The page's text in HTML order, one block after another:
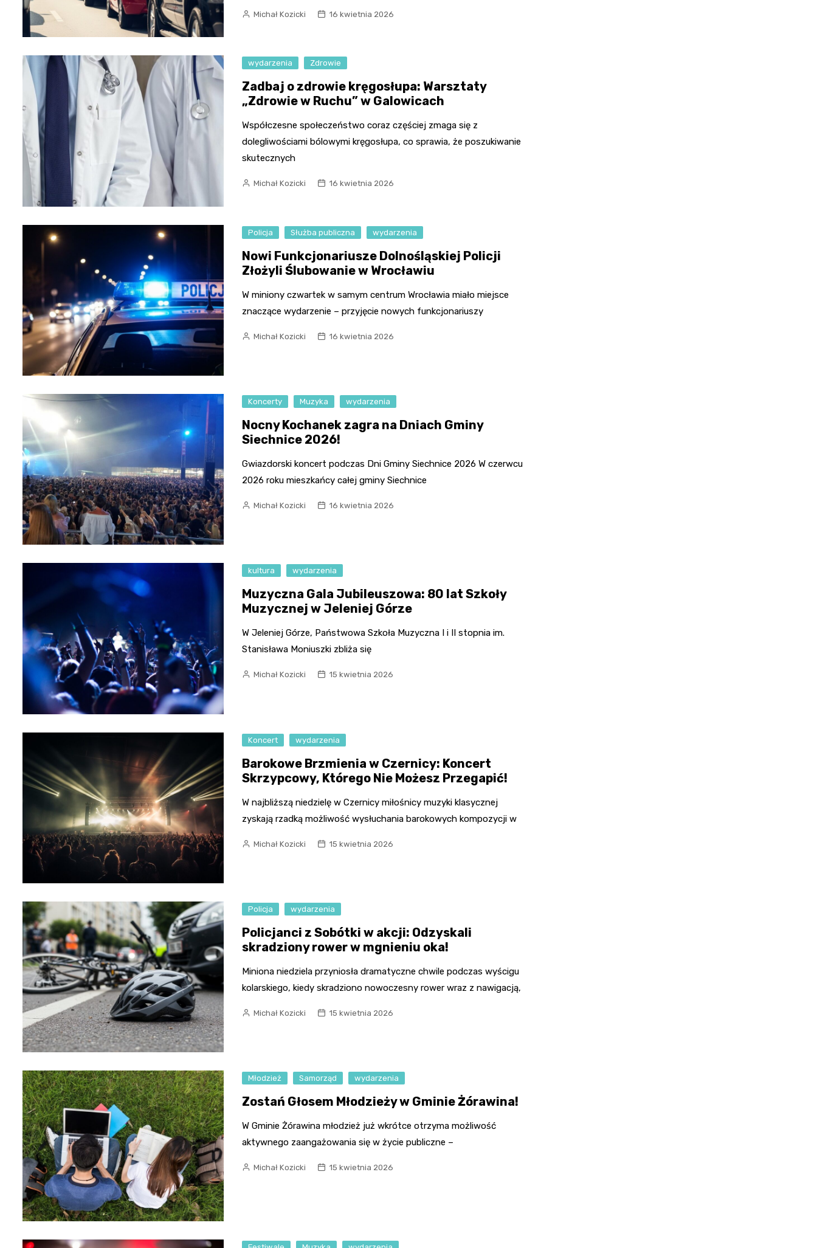
Michał Kozicki 16 kwietnia 2026
wydarzenia Zdrowie
Zadbaj o zdrowie kręgosłupa: Warsztaty
„Zdrowie w Ruchu” w Galowicach
Współczesne społeczeństwo coraz częściej zmaga się z
dolegliwościami bólowymi kręgosłupa, co sprawia, że poszukiwanie
skutecznych
Michał Kozicki 16 kwietnia 2026
Policja Służba publiczna wydarzenia
Nowi Funkcjonariusze Dolnośląskiej Policji
Złożyli Ślubowanie w Wrocławiu
W miniony czwartek w samym centrum Wrocławia miało miejsce
znaczące wydarzenie – przyjęcie nowych funkcjonariuszy
Michał Kozicki 16 kwietnia 2026
Koncerty Muzyka wydarzenia
Nocny Kochanek zagra na Dniach Gminy
Siechnice 2026!
Gwiazdorski koncert podczas Dni Gminy Siechnice 2026 W czerwcu
2026 roku mieszkańcy całej gminy Siechnice
Michał Kozicki 16 kwietnia 2026
kultura wydarzenia
Muzyczna Gala Jubileuszowa: 80 lat Szkoły
Muzycznej w Jeleniej Górze
W Jeleniej Górze, Państwowa Szkoła Muzyczna I i II stopnia im.
Stanisława Moniuszki zbliża się
Michał Kozicki 15 kwietnia 2026
Koncert wydarzenia
Barokowe Brzmienia w Czernicy: Koncert
Skrzypcowy, Którego Nie Możesz Przegapić!
W najbliższą niedzielę w Czernicy miłośnicy muzyki klasycznej
zyskają rzadką możliwość wysłuchania barokowych kompozycji w
Michał Kozicki 15 kwietnia 2026
Policja wydarzenia
Policjanci z Sobótki w akcji: Odzyskali
skradziony rower w mgnieniu oka!
Miniona niedziela przyniosła dramatyczne chwile podczas wyścigu
kolarskiego, kiedy skradziono nowoczesny rower wraz z nawigacją,
Michał Kozicki 15 kwietnia 2026
Młodzież Samorząd wydarzenia
Zostań Głosem Młodzieży w Gminie Żórawina!
W Gminie Żórawina młodzież już wkrótce otrzyma możliwość
aktywnego zaangażowania się w życie publiczne –
Michał Kozicki 15 kwietnia 2026